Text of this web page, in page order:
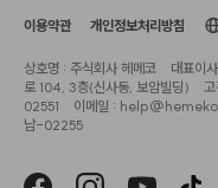
이용약관 개인정보처리방침
상호명 : 주식회사 헤메코 대표이
로 104, 3층(신사동, 보암빌딩)
02551
이메일 :
남-02255